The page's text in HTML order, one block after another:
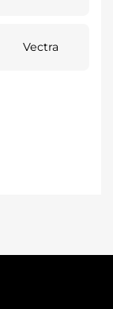
Vectra